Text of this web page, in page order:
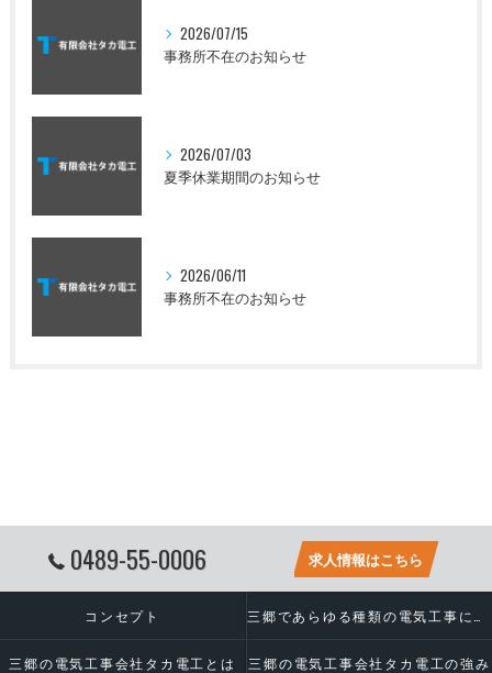
2026/07/15
事務所不在のお知らせ
2026/07/03
夏季休業期間のお知らせ
2026/06/11
事務所不在のお知らせ
0489-55-0006 求人情報はこちら
コンセプト
三郷の電気工事会社タカ電工とは 三郷の電気工事会社タカ電工の強み